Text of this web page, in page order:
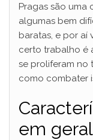
Pragas são uma
algumas bem
baratas, e por aí
certo trabalho é
se proliferam no
como combater
em geral